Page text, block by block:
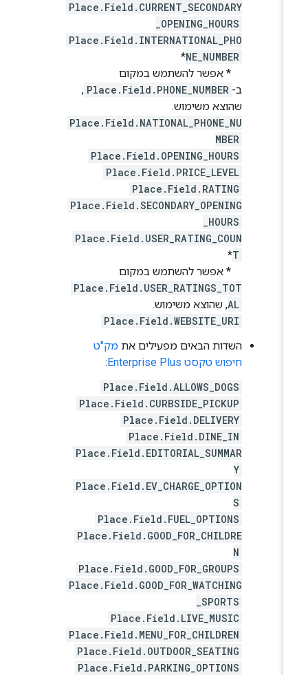
Place.Field.CURRENT_SECONDARY
_OPENING_HOURS
Place.Field.INTERNATIONAL_PHO
NE_NUMBER
* אפשר להשתמש במקום
Place.Field.PHONE_NUMBER
,
שהוצא משימוש.
Place.Field.NATIONAL_PHONE_NU
MBER
Place.Field.OPENING_HOURS
Place.Field.PRICE_LEVEL
Place.Field.RATING
Place.Field.SECONDARY_OPENING
_HOURS
Place.Field.USER_RATING_COUN
* אפשר להשתמש במקום
Place.Field.USER_RATINGS_TOT
, שהוצא משימוש.
Place.Field.WEBSITE_URI
השדות הבאים מפעילים אתמק"ט
חיפוש טקסט Enterprise Plus
:
Place.Field.ALLOWS_DOGS
Place.Field.CURBSIDE_PICKUP
Place.Field.DELIVERY
Place.Field.DINE_IN
Place.Field.EDITORIAL_SUMMAR
Place.Field.EV_CHARGE_OPTION
Place.Field.FUEL_OPTIONS
Place.Field.GOOD_FOR_CHILDRE
Place.Field.GOOD_FOR_GROUPS
Place.Field.GOOD_FOR_WATCHING
_SPORTS
Place.Field.LIVE_MUSIC
Place.Field.MENU_FOR_CHILDREN
Place.Field.OUTDOOR_SEATING
Place.Field.PARKING_OPTIONS